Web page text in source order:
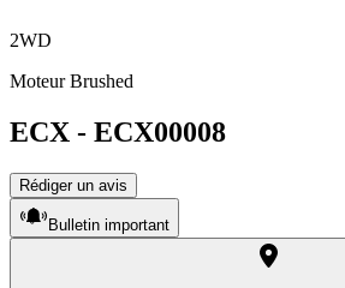
2WD
Moteur Brushed
ECX - ECX00008
Rédiger un avis
Bulletin important